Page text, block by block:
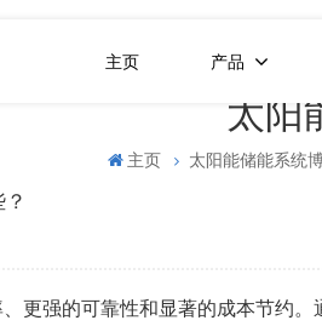
主页 产品
太阳
主页 太阳能储能系统
更强的可靠性和显著的成本节约